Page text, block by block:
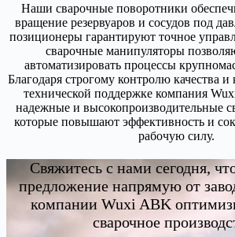
Наши сварочные поворотники
вращение резервуаров и сосудов под
позиционеры гарантируют точное
сварочные манипуляторы
автоматизировать процессы
Благодаря строгому контролю качества
технической поддержке компания
надежные и высокопроизводительные
которые повышают эффективность и
рабочую силу.
Свяжитесь с нами сегодня,
предложение напрямую от
компании Wuxi ABK
сварочное